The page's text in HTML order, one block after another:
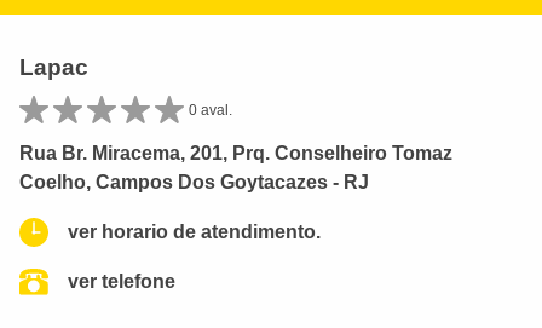
Lapac
0 aval.
Rua Br. Miracema, 201, Prq. Conselheiro Tomaz
Coelho, Campos Dos Goytacazes - RJ
ver horario de atendimento.
ver telefone